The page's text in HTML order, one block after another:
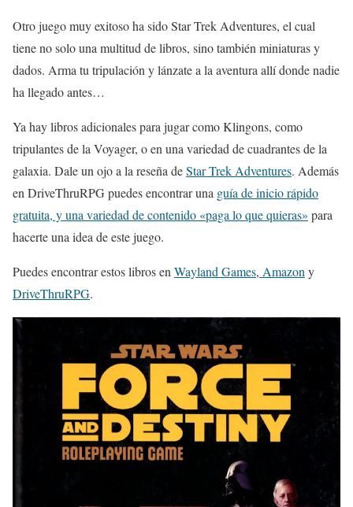
Otro juego muy exitoso ha sido Star Trek Adventures, el cual
tiene no solo una multitud de libros, sino también miniaturas y
dados. Arma tu tripulación y lánzate a la aventura allí donde nadie
ha llegado antes…
Ya hay libros adicionales para jugar como Klingons, como
tripulantes de la Voyager, o en una variedad de cuadrantes de la
galaxia. Dale un ojo a la reseña deStar Trek Adventures. Además
en DriveThruRPG puedes encontrar una guía de inicio rápido
gratuita, y una variedad de contenido «paga lo que quieras» para
hacerte una idea de este juego.
Puedes encontrar estos libros en Wayland Games, Amazon y
DriveThruRPG.